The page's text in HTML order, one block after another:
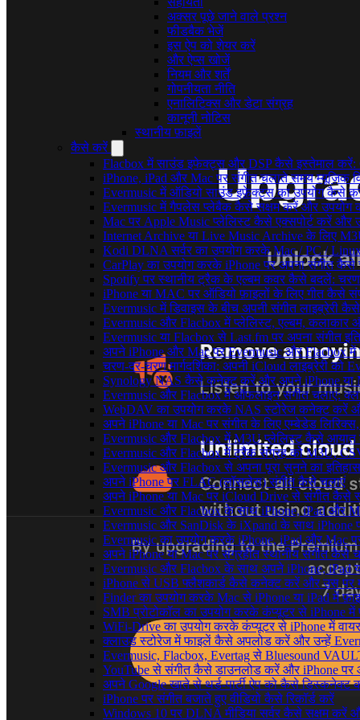
अक्सर पूछे जाने वाले प्रश्न
फीडबैक भेजें
इस ऐप को शेयर करें
और ऐप्स खोजें
नियम और शर्तें
गोपनीयता नीति
एनालिटिक्स और डेटा संग्रह
कानूनी नोटिस
स्थानीय फ़ाइलें
कैसे करें
Flacbox में साउंड इफेक्ट्स और DSP कैसे इस्तेमाल करें:
iPhone, iPad और Mac पर संगीत चलाते समय म्यूज़िक
Evermusic में ऑडियो साउंड इफ़ेक्ट्स का उपयोग कैसे
Evermusic में गैपलेस प्लेबैक कैसे सक्षम करें और उपयोग
Mac पर Apple Music प्लेलिस्ट कैसे एक्सपोर्ट करें और
Internet Archive या Live Music Archive के लिए
Kodi DLNA सर्वर का उपयोग करके Mac / PC /
CarPlay का उपयोग करके iPhone पर अपना संगीत कैसे
Spotify पर स्थानीय ट्रैक के एल्बम कवर कैसे बदलें:
iPhone या MAC पर ऑडियो फ़ाइलों के लिए गीत कैसे
Evermusic में डिवाइस के बीच अपनी संगीत लाइब्रेरी
Evermusic और Flacbox में प्लेलिस्ट, एल्बम,
Evermusic या Flacbox से Last.fm पर अपना संगीत
अपने iPhone और Mac पर Evermusic और Flacbox में
चरण-दर-चरण मार्गदर्शिका: अपनी iCloud लाइब्रेरी
Synology NAS कैसे कनेक्ट करें और अपने iPhone या
Evermusic और Flacbox में ऑफलाइन संगीत चलाएं:
WebDAV का उपयोग करके NAS स्टोरेज कनेक्ट करें
अपने iPhone या Mac पर संगीत के लिए एम्बेडेड
Evermusic और Flacbox में M3U प्लेलिस्ट कैसे आयात
Evermusic और Flacbox में ट्रैक संग्रह को M3U,
Evermusic और Flacbox से अपना पूरा सुनने का इतिहास
अपने iPhone पर FLAC (लॉसलेस) संगीत कैसे चलाएं
अपने iPhone या Mac पर iCloud Drive से संगीत कैसे
Evermusic और Flacbox के साथ iPhone, iPad और
Evermusic और SanDisk के iXpand के साथ iPhone
Evermusic का उपयोग करके iPhone, iPad और Mac
अपने iPhone या Mac पर संग्रहीत स्थानीय संगीत कैसे
Evermusic और Flacbox के साथ अपने iPhone, iPad
iPhone से USB फ्लैशकार्ड कैसे कनेक्ट करें और उस पर
Finder का उपयोग करके Mac से iPhone या iPad में
SMB प्रोटोकॉल का उपयोग करके कंप्यूटर से iPhone
WiFi-Drive का उपयोग करके कंप्यूटर से iPhone में
क्लाउड स्टोरेज में फाइलें कैसे अपलोड करें और उन्हें
Evermusic, Flacbox, Evertag से Bluesound
YouTube से संगीत कैसे डाउनलोड करें और iPhone
अपने Google खाते से थर्ड-पार्टी ऐप को कैसे डिस्कनेक्ट
iPhone पर संगीत बजाते हुए वीडियो कैसे रिकॉर्ड करें
Windows 10 पर DLNA मीडिया सर्वर कैसे सक्षम करें